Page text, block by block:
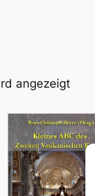
angezeigt